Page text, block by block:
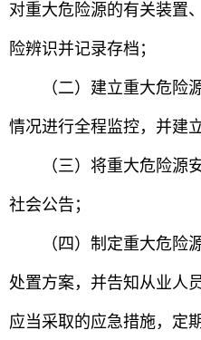
对重大危险源的有关装置
险辨识并记录存档；
（二）建立重大危险源
情况进行全程监控，并建
（三）将重大危险源安
社会公告；
（四）制定重大危险源
处置方案，并告知从业人
应当采取的应急措施，定